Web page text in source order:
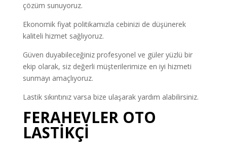
çözüm sunuyoruz.
Ekonomik fiyat politikamızla cebinizi de düşünerek
kaliteli hizmet sağlıyoruz.
Güven duyabileceğiniz profesyonel ve güler yüzlü bir
ekip olarak, siz değerli müşterilerimize en iyi hizmeti
sunmayı amaçlıyoruz.
Lastik sıkıntınız varsa bize ulaşarak yardım alabilirsiniz.
FERAHEVLER OTO
LASTİKÇİ